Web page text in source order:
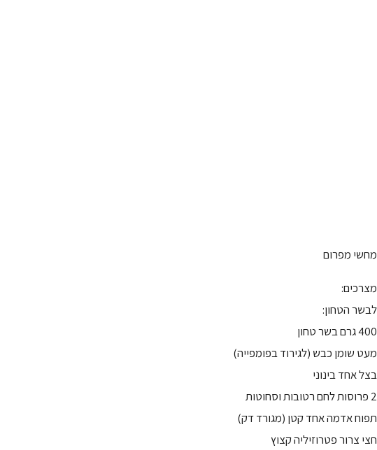
מחשי מפרום
מצרכים:
לבשר הטחון:
400 גרם בשר טחון
מעט שומן כבש (לגירוד בפומפייה)
בצל אחד בינוני
2 פרוסות לחם רטובות וסחוטות
תפוח אדמה אחד קטן (מגורד דק)
חצי צרור פטרוזיליה קצוץ